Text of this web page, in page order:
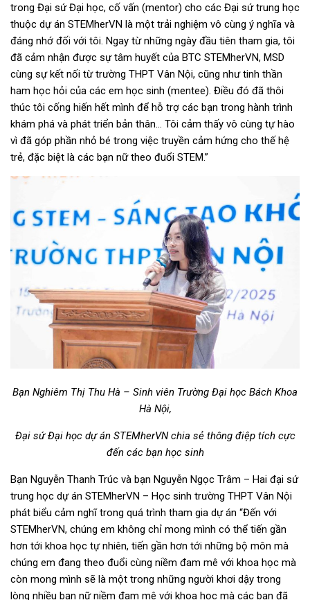
trong Đại sứ Đại học, cố vấn (mentor) cho các Đại sứ trung học
thuộc dự án STEMherVN là một trải nghiệm vô cùng ý nghĩa và
đáng nhớ đối với tôi. Ngay từ những ngày đầu tiên tham gia, tôi
đã cảm nhận được sự tâm huyết của BTC STEMherVN, MSD
cùng sự kết nối từ trường THPT Vân Nội, cũng như tinh thần
ham học hỏi của các em học sinh (mentee). Điều đó đã thôi
thúc tôi cống hiến hết mình để hỗ trợ các bạn trong hành trình
khám phá và phát triển bản thân… Tôi cảm thấy vô cùng tự hào
vì đã góp phần nhỏ bé trong việc truyền cảm hứng cho thế hệ
trẻ, đặc biệt là các bạn nữ theo đuổi STEM.”
Bạn Nghiêm Thị Thu Hà – Sinh viên Trường Đại học Bách Khoa
Hà Nội,
Đại sứ Đại học dự án STEMherVN chia sẻ thông điệp tích cực
đến các bạn học sinh
Bạn Nguyễn Thanh Trúc và bạn Nguyễn Ngọc Trâm – Hai đại sứ
trung học dự án STEMherVN – Học sinh trường THPT Vân Nội
phát biểu cảm nghĩ trong quá trình tham gia dự án “Đến với
STEMherVN, chúng em không chỉ mong mình có thể tiến gần
hơn tới khoa học tự nhiên, tiến gần hơn tới những bộ môn mà
chúng em đang theo đuổi cùng niềm đam mê với khoa học mà
còn mong mình sẽ là một trong những người khơi dậy trong
lòng nhiều bạn nữ niềm đam mê với khoa học mà các bạn đã